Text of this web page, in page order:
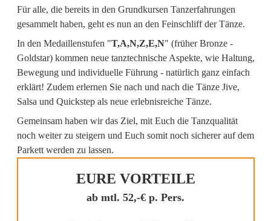
Für alle, die bereits in den Grundkursen Tanzerfahrungen
gesammelt haben, geht es nun an den Feinschliff der Tänze.
In den Medaillenstufen "T,A,N,Z,E,N" (früher Bronze -
Goldstar) kommen neue tanztechnische Aspekte, wie Haltung,
Bewegung und individuelle Führung - natürlich ganz einfach
erklärt! Zudem erlernen Sie nach und nach die Tänze Jive,
Salsa und Quickstep als neue erlebnisreiche Tänze.
Gemeinsam haben wir das Ziel, mit Euch die Tanzqualität
noch weiter zu steigern und Euch somit noch sicherer auf dem
Parkett werden zu lassen.
EURE VORTEILE
ab mtl. 52,-€ p. Pers.